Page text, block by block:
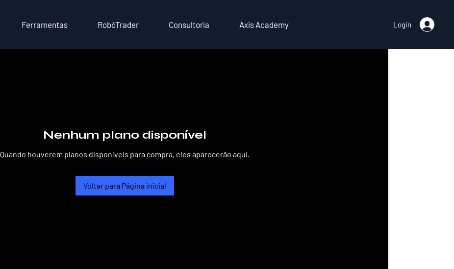
Ferramentas RobôTrader Consultoria Axis Academy Login
Nenhum plano disponível
Quando houverem planos disponíveis para compra, eles aparecerão aqui.
Voltar para Página inicial